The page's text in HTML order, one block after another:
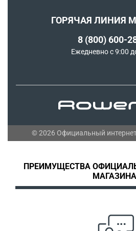
РЕКОМЕНДАТЕЛЬНЫЕ ТЕХНОЛОГИИ
ГОРЯЧАЯ ЛИНИЯ
8 (800) 600-
Ежедневно с 9:00
© 2026 Официальный
ПРЕИМУЩЕСТВА
МАГАЗИНА